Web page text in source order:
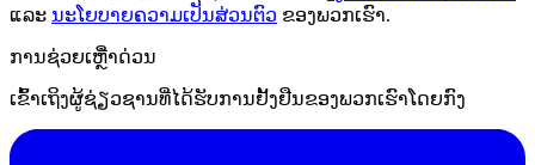
ແລະ ນະໂຍບາຍຄວາມເປັນສ່ວນຕົວ ຂອງພວກເຮົາ.
ການຊ່ວຍເຫຼືໍາດ່ວນ
ເຂົ້າເຖິງຜູ້ຊ່ຽວຊານທີ່ໄດ້ຮັບການຢັ້ງຢືນຂອງພວກເຮົາໂດຍກົງ